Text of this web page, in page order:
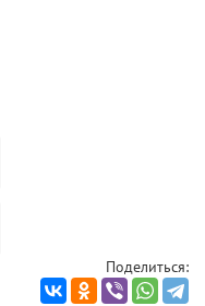
Поделиться: